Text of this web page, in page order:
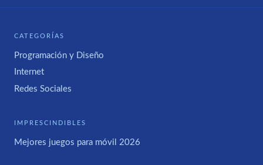
CATEGORÍAS
Programación y Diseño
Internet
Redes Sociales
IMPRESCINDIBLES
Mejores juegos para móvil 2026